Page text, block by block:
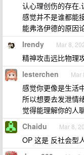
认心理创伤的存在.
感觉并不是谁都能
能弗洛伊德的原因
Irendy Mar 8,
精神攻击远比物理
lesterchen Mar
感觉你更像是生活
所以想要去发泄情
觉得能理解你的人
Chaidu Mar 8,
OP 这是 反社会型